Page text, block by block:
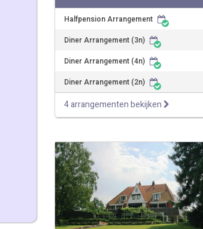
Halfpension Arrangement
Diner Arrangement (3n)
Diner Arrangement (4n)
Diner Arrangement (2n)
4 arrangementen bekijken